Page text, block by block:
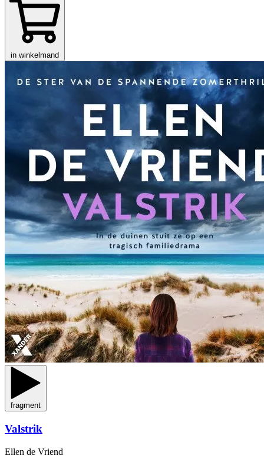
in winkelmand
fragment
Valstrik
Ellen de Vriend